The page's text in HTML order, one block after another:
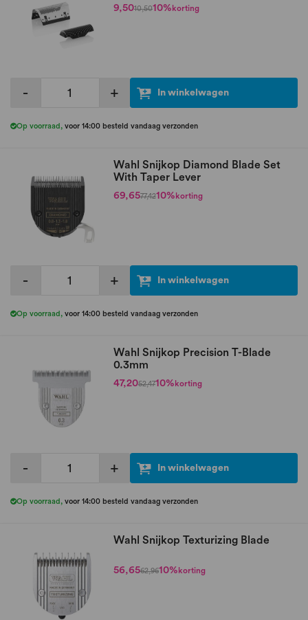
9,5010,5010% korting
- + In winkelwagen
Op voorraad , voor 14:00 besteld vandaag verzonden
Wahl Snijkop Diamond Blade Set
With Taper Lever
69,6577,4210% korting
- + In winkelwagen
Op voorraad , voor 14:00 besteld vandaag verzonden
Wahl Snijkop Precision T-Blade
0.3mm
47,2052,4710% korting
- + In winkelwagen
Op voorraad , voor 14:00 besteld vandaag verzonden
Wahl Snijkop Texturizing Blade
56,6562,9610% korting